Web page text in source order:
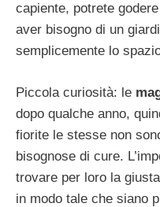
capiente, potrete
aver bisogno di un
semplicemente lo
Piccola curiosità: le
dopo qualche anno,
fiorite le stesse non
bisognose di cure.
trovare per loro la
in modo tale che siano